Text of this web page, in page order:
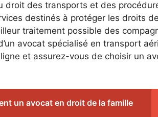
droit des transports et des
destinés à protéger les droits
traitement possible des
avocat spécialisé en transport
et assurez-vous de choisir un
un avocat en droit de la famille